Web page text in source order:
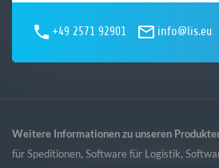
+49 2571 92901 info@lis.eu
Weitere Informationen zu unseren
für Speditionen,Software für Logistik,